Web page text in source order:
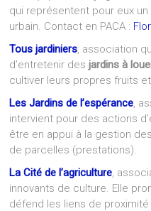
qui représentent pour eux
urbain. Contact en PACA :
Tous jardiniers, association
d’entretenir des jardins à
cultiver leurs propres fruits
Les Jardins de l’espérance,
intervient pour des actions
être en appui à la gestion
de parcelles (prestations).
La Cité de l’agriculture,
innovants de culture. Elle
défend les liens de